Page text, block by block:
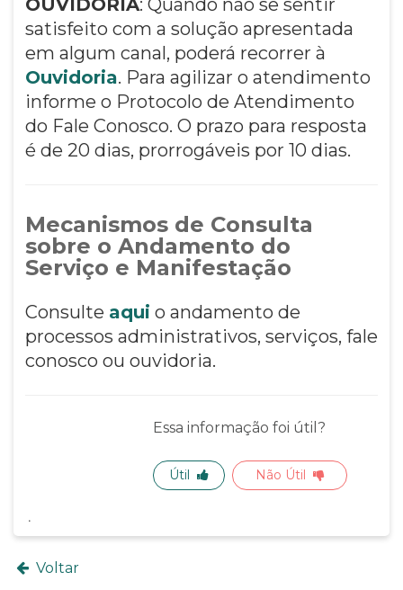
satisfeito com a solução apresentada
em algum canal, poderá recorrer à
Ouvidoria. Para agilizar o atendimento
informe o Protocolo de Atendimento
do Fale Conosco. O prazo para resposta
é de 20 dias, prorrogáveis por 10 dias.
Mecanismos de Consulta
sobre o Andamento do
Serviço e Manifestação
Consulte aqui o andamento de
processos administrativos, serviços, fale
conosco ou ouvidoria.
Essa informação foi útil?
Útil Não Útil
Voltar